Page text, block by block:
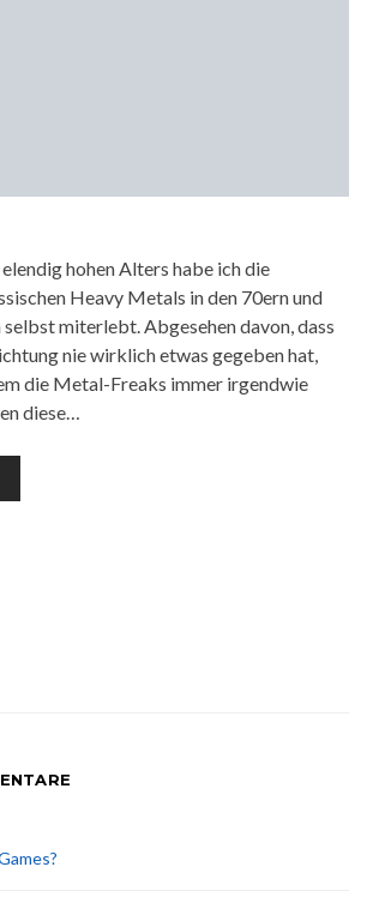
hohen Alters habe ich die
Heavy Metals in den 70ern und
miterlebt. Abgesehen davon, dass
nie wirklich etwas gegeben hat,
die Metal-Freaks immer irgendwie
diese…